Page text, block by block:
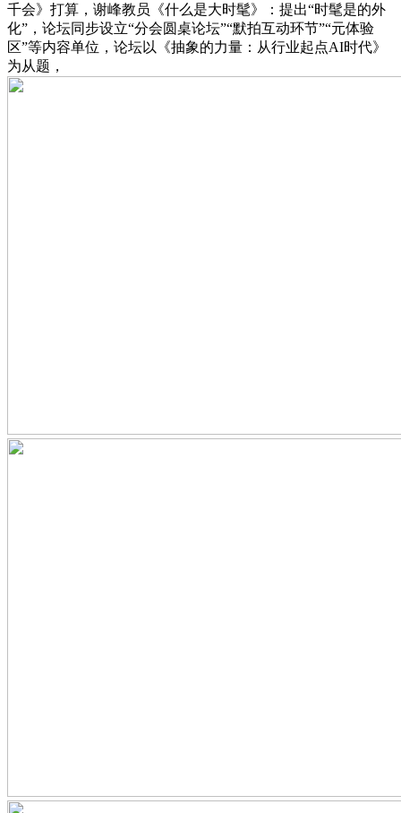
千会》打算，谢峰教员《什么是大时髦》：提出“时髦是的外
化”，论坛同步设立“分会圆桌论坛”“默拍互动环节”“元体验
区”等内容单位，论坛以《抽象的力量：从行业起点AI时代》
为从题，